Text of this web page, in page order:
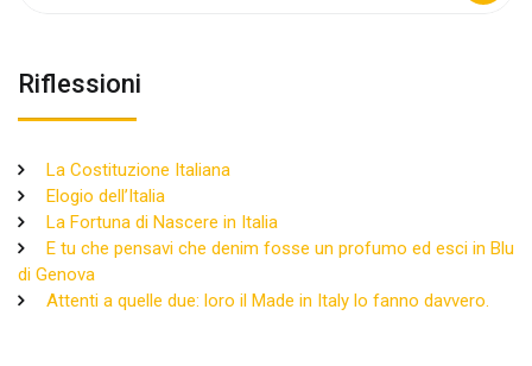
Riflessioni
La Costituzione Italiana
Elogio dell’Italia
La Fortuna di Nascere in Italia
E tu che pensavi che denim fosse un profumo ed esci in Blu
di Genova
Attenti a quelle due: loro il Made in Italy lo fanno davvero.